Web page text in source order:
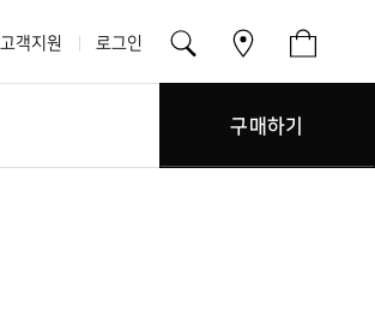
고객지원 로그인
구매하기